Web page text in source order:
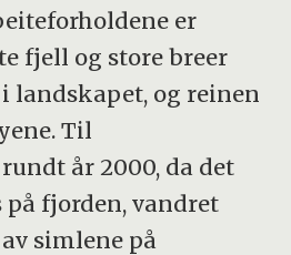
er
fjell og store breer
landskapet, og reinen
Til
år 2000, da det
fjorden, vandret
simlene på